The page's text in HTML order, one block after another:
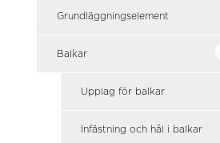
Grundläggningselement
Balkar
Upplag för balkar
Infästning och hål i balkar